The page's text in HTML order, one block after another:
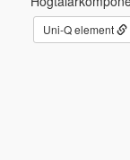
Uni-Q element